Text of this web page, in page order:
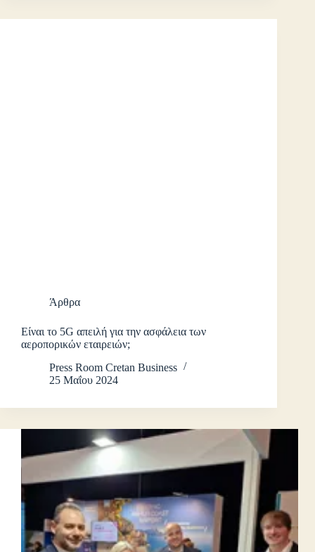
Άρθρα
Είναι το 5G απειλή για την ασφάλεια των
αεροπορικών εταιρειών;
Press Room Cretan Business
25 Μαΐου 2024